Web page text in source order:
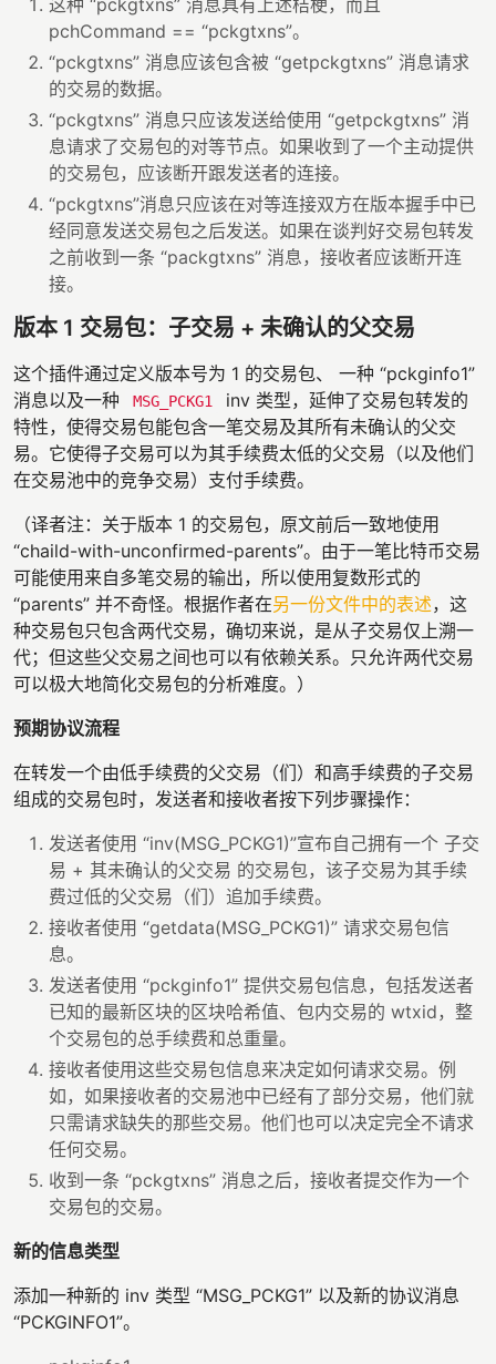
pchCommand == “pckgtxns”。
“pckgtxns” 消息应该包含被 “getpckgtxns” 消息请求
的交易的数据。
“pckgtxns” 消息只应该发送给使用 “getpckgtxns” 消
息请求了交易包的对等节点。如果收到了一个主动提供
的交易包，应该断开跟发送者的连接。
“pckgtxns”消息只应该在对等连接双方在版本握手中已
经同意发送交易包之后发送。如果在谈判好交易包转发
之前收到一条 “packgtxns” 消息，接收者应该断开连
接。
版本 1 交易包：子交易 + 未确认的父交易
这个插件通过定义版本号为 1 的交易包、 一种 “pckginfo1”
消息以及一种
MSG_PCKG1
inv 类型，延伸了交易包转发的
特性，使得交易包能包含一笔交易及其所有未确认的父交
易。它使得子交易可以为其手续费太低的父交易（以及他们
在交易池中的竞争交易）支付手续费。
（译者注：关于版本 1 的交易包，原文前后一致地使用
“chaild-with-unconfirmed-parents”。由于一笔比特币交易
可能使用来自多笔交易的输出，所以使用复数形式的
“parents” 并不奇怪。根据作者在另一份文件中的表述，这
种交易包只包含两代交易，确切来说，是从子交易仅上溯一
代；但这些父交易之间也可以有依赖关系。只允许两代交易
可以极大地简化交易包的分析难度。）
预期协议流程
在转发一个由低手续费的父交易（们）和高手续费的子交易
组成的交易包时，发送者和接收者按下列步骤操作：
发送者使用 “inv(MSG_PCKG1)”宣布自己拥有一个 子交
易 + 其未确认的父交易 的交易包，该子交易为其手续
费过低的父交易（们）追加手续费。
接收者使用 “getdata(MSG_PCKG1)” 请求交易包信
息。
发送者使用 “pckginfo1” 提供交易包信息，包括发送者
已知的最新区块的区块哈希值、包内交易的 wtxid，整
个交易包的总手续费和总重量。
接收者使用这些交易包信息来决定如何请求交易。例
如，如果接收者的交易池中已经有了部分交易，他们就
只需请求缺失的那些交易。他们也可以决定完全不请求
任何交易。
收到一条 “pckgtxns” 消息之后，接收者提交作为一个
交易包的交易。
新的信息类型
添加一种新的 inv 类型 “MSG_PCKG1” 以及新的协议消息
“PCKGINFO1”。